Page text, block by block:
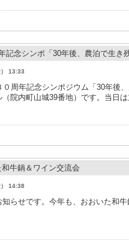
記念シンポ「30年後、農泊で生き
13:33
０周年記念シンポジウム「30年後
（院内町山城39番地）です。当日
牛鍋＆ワイン交流会
14:38
知らせです。今年も、おおいた和